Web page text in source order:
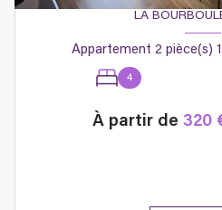
LA
4
À partir de 320